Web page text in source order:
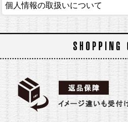
個人情報の取扱いについて